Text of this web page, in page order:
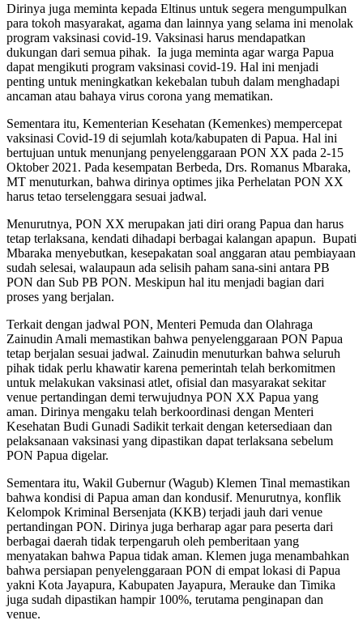
Dirinya juga meminta kepada Eltinus untuk segera mengumpulkan
para tokoh masyarakat, agama dan lainnya yang selama ini menolak
program vaksinasi covid-19. Vaksinasi harus mendapatkan
dukungan dari semua pihak. Ia juga meminta agar warga Papua
dapat mengikuti program vaksinasi covid-19. Hal ini menjadi
penting untuk meningkatkan kekebalan tubuh dalam menghadapi
ancaman atau bahaya virus corona yang mematikan.
Sementara itu, Kementerian Kesehatan (Kemenkes) mempercepat
vaksinasi Covid-19 di sejumlah kota/kabupaten di Papua. Hal ini
bertujuan untuk menunjang penyelenggaraan PON XX pada 2-15
Oktober 2021. Pada kesempatan Berbeda, Drs. Romanus Mbaraka,
MT menuturkan, bahwa dirinya optimes jika Perhelatan PON XX
harus tetao terselenggara sesuai jadwal.
Menurutnya, PON XX merupakan jati diri orang Papua dan harus
tetap terlaksana, kendati dihadapi berbagai kalangan apapun. Bupati
Mbaraka menyebutkan, kesepakatan soal anggaran atau pembiayaan
sudah selesai, walaupaun ada selisih paham sana-sini antara PB
PON dan Sub PB PON. Meskipun hal itu menjadi bagian dari
proses yang berjalan.
Terkait dengan jadwal PON, Menteri Pemuda dan Olahraga
Zainudin Amali memastikan bahwa penyelenggaraan PON Papua
tetap berjalan sesuai jadwal. Zainudin menuturkan bahwa seluruh
pihak tidak perlu khawatir karena pemerintah telah berkomitmen
untuk melakukan vaksinasi atlet, ofisial dan masyarakat sekitar
venue pertandingan demi terwujudnya PON XX Papua yang
aman. Dirinya mengaku telah berkoordinasi dengan Menteri
Kesehatan Budi Gunadi Sadikit terkait dengan ketersediaan dan
pelaksanaan vaksinasi yang dipastikan dapat terlaksana sebelum
PON Papua digelar.
Sementara itu, Wakil Gubernur (Wagub) Klemen Tinal memastikan
bahwa kondisi di Papua aman dan kondusif. Menurutnya, konflik
Kelompok Kriminal Bersenjata (KKB) terjadi jauh dari venue
pertandingan PON. Dirinya juga berharap agar para peserta dari
berbagai daerah tidak terpengaruh oleh pemberitaan yang
menyatakan bahwa Papua tidak aman. Klemen juga menambahkan
bahwa persiapan penyelenggaraan PON di empat lokasi di Papua
yakni Kota Jayapura, Kabupaten Jayapura, Merauke dan Timika
juga sudah dipastikan hampir 100%, terutama penginapan dan
venue.